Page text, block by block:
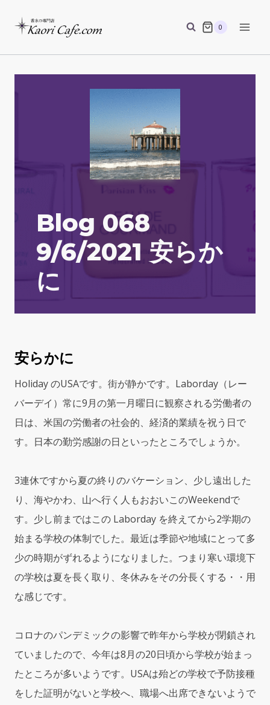
0
Blog 068
9/6/2021 安らか
に
安らかに
Holiday のUSAです。街が静かです。Laborday（レー
バーデイ）常に9月の第一月曜日に観察される労働者の
日は、米国の労働者の社会的、経済的業績を祝う日で
す。日本の勤労感謝の日といったところでしょうか。
3連休ですから夏の終りのバケーション、少し遠出した
り、海やかわ、山へ行く人もおおいこのWeekendで
す。少し前まではこの Laborday を終えてから2学期の
始まる学校の体制でした。最近は季節や地域にとって多
少の時期がずれるようになりました。つまり寒い環境下
の学校は夏を長く取り、冬休みをその分長くする・・用
な感じです。
コロナのパンデミックの影響で昨年から学校が閉鎖され
ていましたので、今年は8月の20日頃から学校が始まっ
たところが多いようです。USAは殆どの学校で予防接種
をした証明がないと学校へ、職場へ出席できないようで